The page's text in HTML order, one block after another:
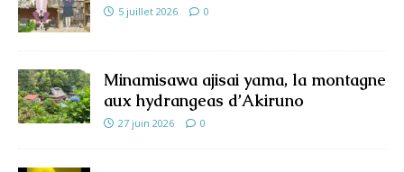
5 juillet 2026 0
Minamisawa ajisai yama, la montagne
aux hydrangeas d’Akiruno
27 juin 2026 0